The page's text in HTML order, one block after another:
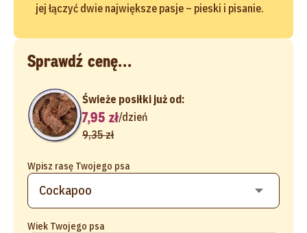
jej łączyć dwie największe pasje – pieski i pisanie.
Sprawdź cenę...
Wpisz rasę Twojego psa
Wiek Twojego psa
Świeże posiłki już od:
7,95 zł/dzień
9,35 zł